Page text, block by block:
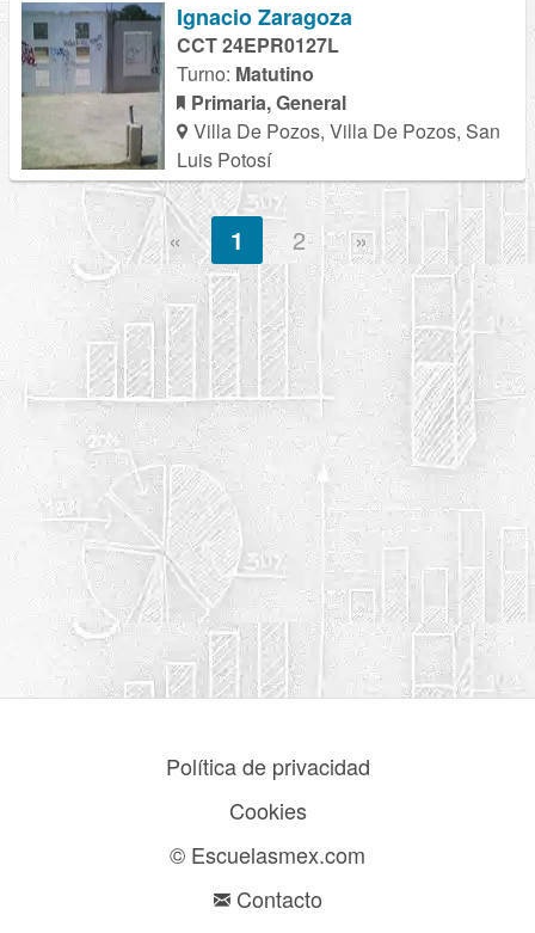
Ignacio Zaragoza
CCT 24EPR0127L
Turno: Matutino
Primaria, General
Villa De Pozos, Villa De Pozos, San
Luis Potosí
« 1 2 »
Política de privacidad
Cookies
© Escuelasmex.com
Contacto